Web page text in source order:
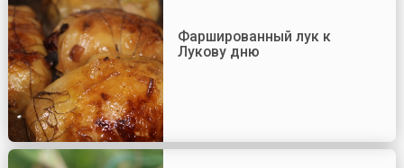
Фаршированный лук к
Лукову дню